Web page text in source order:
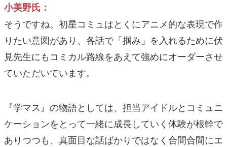
小美野氏：
そうですね。初星コミュはとくにアニメ的な表現で作
りたい意図があり、各話で「掴み」を入れるために伏
見先生にもコミカル路線をあえて強めにオーダーさせ
ていただいています。
『学マス』の物語としては、担当アイドルとコミュニ
ケーションをとって一緒に成長していく体験が根幹で
ありつつも、真面目な話ばかりではなく合間合間にエ